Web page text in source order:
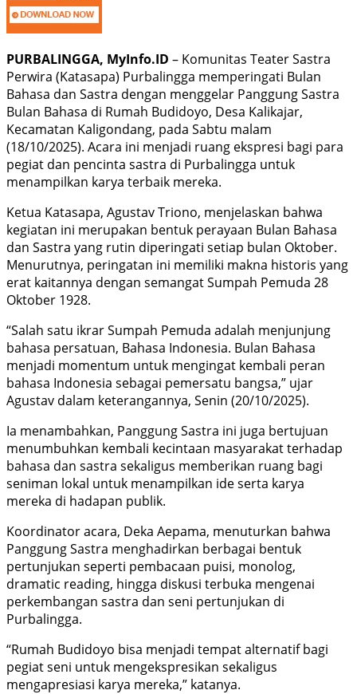
PURBALINGGA, MyInfo.ID – Komunitas Teater Sastra
Perwira (Katasapa) Purbalingga memperingati Bulan
Bahasa dan Sastra dengan menggelar Panggung Sastra
Bulan Bahasa di Rumah Budidoyo, Desa Kalikajar,
Kecamatan Kaligondang, pada Sabtu malam
(18/10/2025). Acara ini menjadi ruang ekspresi bagi para
pegiat dan pencinta sastra di Purbalingga untuk
menampilkan karya terbaik mereka.
Ketua Katasapa, Agustav Triono, menjelaskan bahwa
kegiatan ini merupakan bentuk perayaan Bulan Bahasa
dan Sastra yang rutin diperingati setiap bulan Oktober.
Menurutnya, peringatan ini memiliki makna historis yang
erat kaitannya dengan semangat Sumpah Pemuda 28
Oktober 1928.
“Salah satu ikrar Sumpah Pemuda adalah menjunjung
bahasa persatuan, Bahasa Indonesia. Bulan Bahasa
menjadi momentum untuk mengingat kembali peran
bahasa Indonesia sebagai pemersatu bangsa,” ujar
Agustav dalam keterangannya, Senin (20/10/2025).
Ia menambahkan, Panggung Sastra ini juga bertujuan
menumbuhkan kembali kecintaan masyarakat terhadap
bahasa dan sastra sekaligus memberikan ruang bagi
seniman lokal untuk menampilkan ide serta karya
mereka di hadapan publik.
Koordinator acara, Deka Aepama, menuturkan bahwa
Panggung Sastra menghadirkan berbagai bentuk
pertunjukan seperti pembacaan puisi, monolog,
dramatic reading, hingga diskusi terbuka mengenai
perkembangan sastra dan seni pertunjukan di
Purbalingga.
“Rumah Budidoyo bisa menjadi tempat alternatif bagi
pegiat seni untuk mengekspresikan sekaligus
mengapresiasi karya mereka,” katanya.